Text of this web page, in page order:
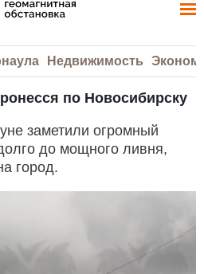
Недвижимость
по Новосибирску
заметили огромный
до мощного ливня,
город.